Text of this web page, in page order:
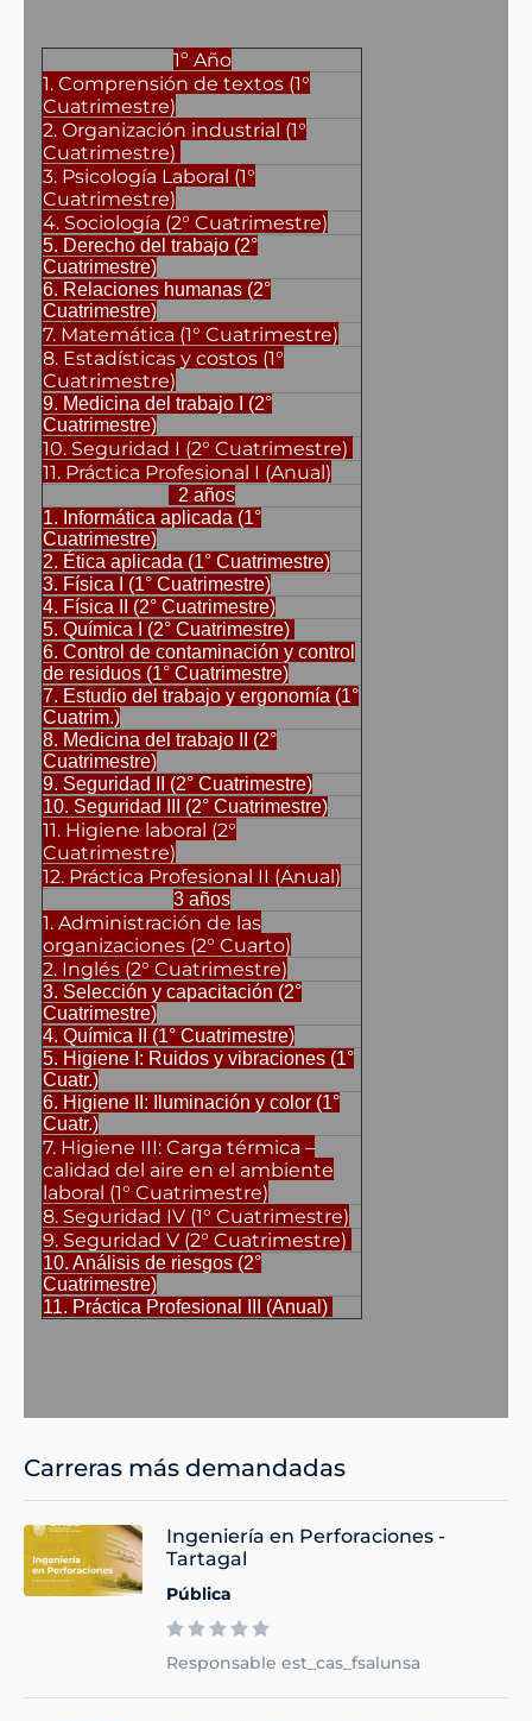
1º Año
1. Comprensión de textos (1°
Cuatrimestre)
2. Organización industrial (1°
Cuatrimestre)
3. Psicología Laboral (1°
Cuatrimestre)
4. Sociología (2° Cuatrimestre)
5. Derecho del trabajo (2°
Cuatrimestre)
6. Relaciones humanas (2°
Cuatrimestre)
7. Matemática (1° Cuatrimestre)
8. Estadísticas y costos (1°
Cuatrimestre)
9. Medicina del trabajo I (2°
Cuatrimestre)
10. Seguridad I (2° Cuatrimestre)
11. Práctica Profesional I (Anual)
2 años
1. Informática aplicada (1°
Cuatrimestre)
2. Ética aplicada (1° Cuatrimestre)
3. Física I (1° Cuatrimestre)
4. Física II (2° Cuatrimestre)
5. Química I (2° Cuatrimestre)
6. Control de contaminación y control
de residuos (1° Cuatrimestre)
7. Estudio del trabajo y ergonomía (1°
Cuatrim.)
8. Medicina del trabajo II (2°
Cuatrimestre)
9. Seguridad II (2° Cuatrimestre)
10. Seguridad III (2° Cuatrimestre)
11. Higiene laboral (2°
Cuatrimestre)
12. Práctica Profesional II (Anual)
3 años
1. Administración de las
organizaciones (2° Cuarto)
2. Inglés (2° Cuatrimestre)
3. Selección y capacitación (2°
Cuatrimestre)
4. Química II (1° Cuatrimestre)
5. Higiene I: Ruidos y vibraciones (1°
Cuatr.)
6. Higiene II: Iluminación y color (1°
Cuatr.)
7. Higiene III: Carga térmica –
calidad del aire en el ambiente
laboral (1° Cuatrimestre)
8. Seguridad IV (1° Cuatrimestre)
9. Seguridad V (2° Cuatrimestre)
10. Análisis de riesgos (2°
Cuatrimestre)
11. Práctica Profesional III (Anual)
Carreras más demandadas
Ingeniería en Perforaciones -
Tartagal
Pública
Responsable est_cas_fsalunsa